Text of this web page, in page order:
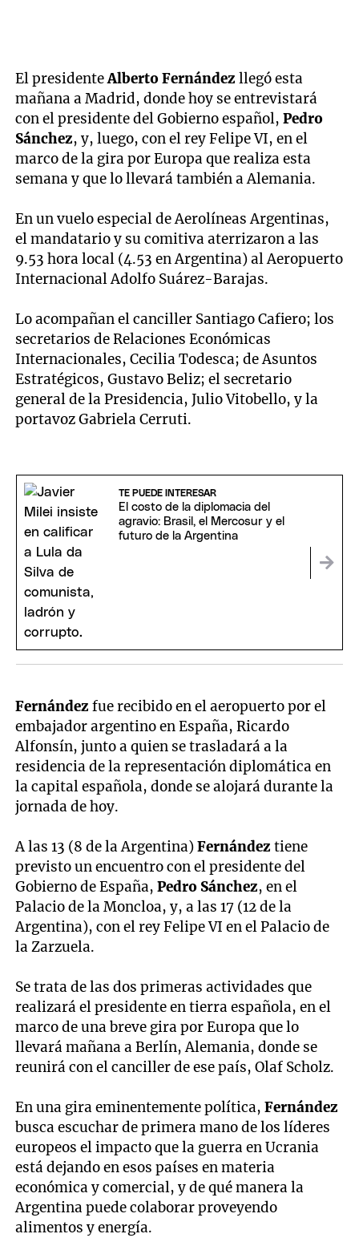
El presidenteAlberto Fernández llegó esta
mañana a Madrid, donde hoy se entrevistará
con el presidente del Gobierno español,Pedro
Sánchez, y, luego, con el rey Felipe VI, en el
marco de la gira por Europa que realiza esta
semana y que lo llevará también a Alemania.
En un vuelo especial de Aerolíneas Argentinas,
el mandatario y su comitiva aterrizaron a las
9.53 hora local (4.53 en Argentina) al Aeropuerto
Internacional Adolfo Suárez-Barajas.
Lo acompañan el canciller Santiago Cafiero; los
secretarios de Relaciones Económicas
Internacionales, Cecilia Todesca; de Asuntos
Estratégicos, Gustavo Beliz; el secretario
general de la Presidencia, Julio Vitobello, y la
portavoz Gabriela Cerruti.
TE PUEDE INTERESAR
El costo de la diplomacia del
agravio: Brasil, el Mercosur y el
futuro de la Argentina
Fernández fue recibido en el aeropuerto por el
embajador argentino en España, Ricardo
Alfonsín, junto a quien se trasladará a la
residencia de la representación diplomática en
la capital española, donde se alojará durante la
jornada de hoy.
A las 13 (8 de la Argentina)Fernández tiene
previsto un encuentro con el presidente del
Gobierno de España,Pedro Sánchez, en el
Palacio de la Moncloa, y, a las 17 (12 de la
Argentina), con el rey Felipe VI en el Palacio de
la Zarzuela.
Se trata de las dos primeras actividades que
realizará el presidente en tierra española, en el
marco de una breve gira por Europa que lo
llevará mañana a Berlín, Alemania, donde se
reunirá con el canciller de ese país, Olaf Scholz.
En una gira eminentemente política,Fernández
busca escuchar de primera mano de los líderes
europeos el impacto que la guerra en Ucrania
está dejando en esos países en materia
económica y comercial, y de qué manera la
Argentina puede colaborar proveyendo
alimentos y energía.